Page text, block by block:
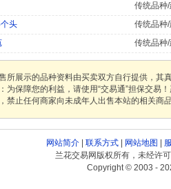
传统品种
头
传统品种
传统品种
所展示的品种资料由买卖双方自行提供，
为保障您的利益，请使用“交易通”担保交
禁止任何商家向未成年人出售本站的相关商
网站简介| 联系方式| 网站地图
兰花交易网版权所有，未经许
Copyright © 2003 -